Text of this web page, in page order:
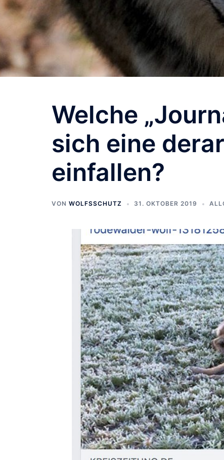
Welche
sich eine
einfallen?
VON WOLFSSCHUTZ 31. OKTOBER 2019